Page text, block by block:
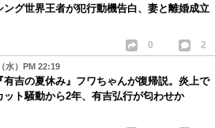
ング世界王者が犯行動機告白、妻と離婚成立
0 2
水）PM 22:19
有吉の夏休み』フワちゃんが復帰説。炎上で
ット騒動から2年、有吉弘行が匂わせか